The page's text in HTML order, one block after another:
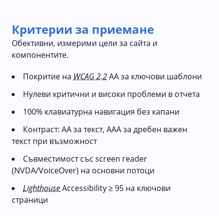
Критерии за приемане
Обективни, измерими цели за сайта и
компонентите.
Покритие на WCAG 2.2AA за ключови шаблони
Нулеви критични и високи проблеми в отчета
100% клавиатурна навигация без капани
Контраст: AA за текст, AAA за дребен важен
текст при възможност
Съвместимост със screen reader
(NVDA/VoiceOver) на основни потоци
LighthouseAccessibility ≥ 95 на ключови
страници